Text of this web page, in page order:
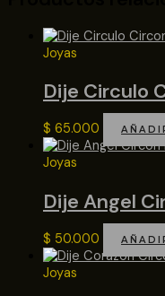
Joyas
Dije Circulo
$ 65.000
Joyas
Dije Angel
$ 50.000
Joyas